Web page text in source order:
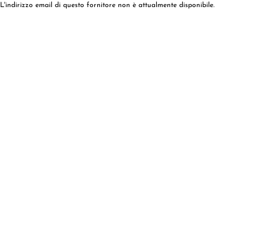
L'indirizzo email di questo fornitore non è attualmente disponibile.